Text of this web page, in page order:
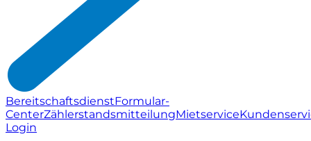
BereitschaftsdienstFormular-
CenterZählerstandsmitteilungMietservice
Login